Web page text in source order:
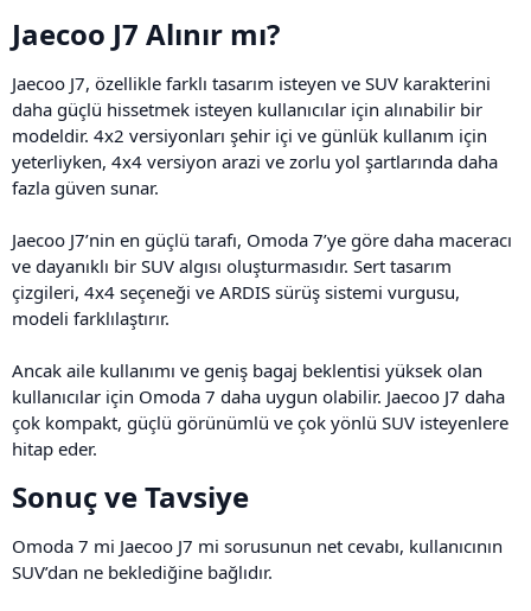
Jaecoo J7 Alınır mı?​
Jaecoo J7, özellikle farklı tasarım isteyen ve SUV karakterini
daha güçlü hissetmek isteyen kullanıcılar için alınabilir bir
modeldir. 4x2 versiyonları şehir içi ve günlük kullanım için
yeterliyken, 4x4 versiyon arazi ve zorlu yol şartlarında daha
fazla güven sunar.
Jaecoo J7’nin en güçlü tarafı, Omoda 7’ye göre daha maceracı
ve dayanıklı bir SUV algısı oluşturmasıdır. Sert tasarım
çizgileri, 4x4 seçeneği ve ARDIS sürüş sistemi vurgusu,
modeli farklılaştırır.
Ancak aile kullanımı ve geniş bagaj beklentisi yüksek olan
kullanıcılar için Omoda 7 daha uygun olabilir. Jaecoo J7 daha
çok kompakt, güçlü görünümlü ve çok yönlü SUV isteyenlere
hitap eder.
Sonuç ve Tavsiye​
Omoda 7 mi Jaecoo J7 mi sorusunun net cevabı, kullanıcının
SUV’dan ne beklediğine bağlıdır.